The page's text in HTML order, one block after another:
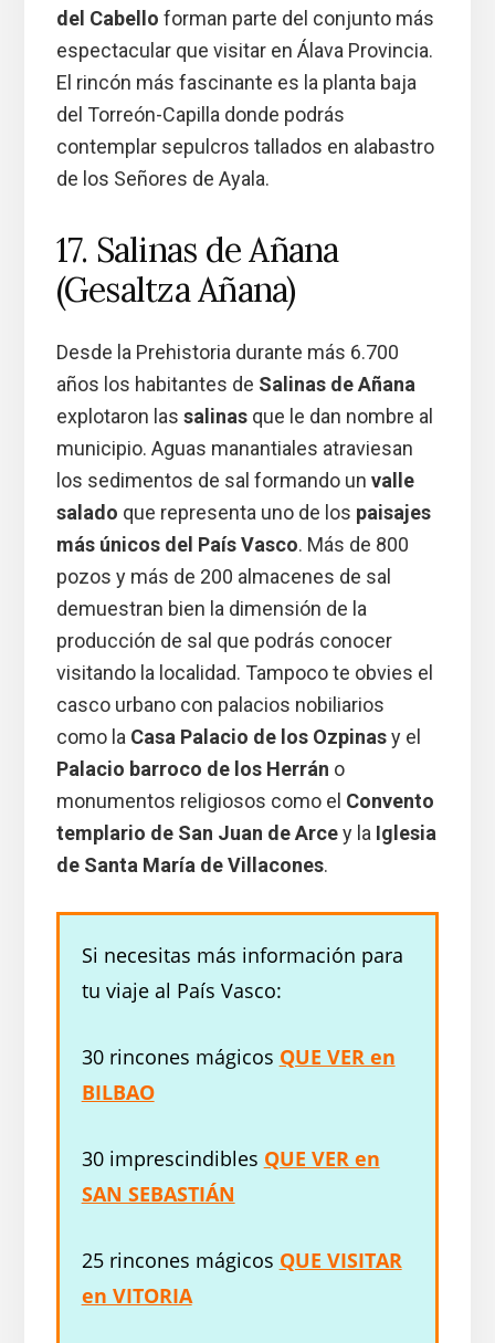
del Cabello forman parte del conjunto más
espectacular que visitar en Álava Provincia.
El rincón más fascinante es la planta baja
del Torreón-Capilla donde podrás
contemplar sepulcros tallados en alabastro
de los Señores de Ayala.
17. Salinas de Añana
(Gesaltza Añana)
Desde la Prehistoria durante más 6.700
años los habitantes de Salinas de Añana
explotaron las salinasque le dan nombre al
municipio. Aguas manantiales atraviesan
los sedimentos de sal formando un valle
salado que representa uno de los paisajes
más únicos del País Vasco. Más de 800
pozos y más de 200 almacenes de sal
demuestran bien la dimensión de la
producción de sal que podrás conocer
visitando la localidad. Tampoco te obvies el
casco urbano con palacios nobiliarios
como laCasa Palacio de los Ozpinasy el
Palacio barroco de los Herrán o
monumentos religiosos como el Convento
templario de San Juan de Arcey la Iglesia
de Santa María de Villacones.
Si necesitas más información para
tu viaje al País Vasco:
30 rincones mágicos QUE VER en
BILBAO
30 imprescindibles QUE VER en
SAN SEBASTIÁN
25 rincones mágicos QUE VISITAR
en VITORIA